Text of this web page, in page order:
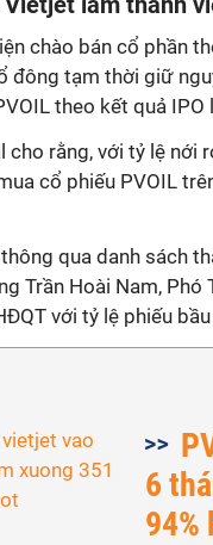
chào bán cổ phần
đông tạm thời giữ
theo kết quả IPO
cho rằng, với tỷ lệ nới
cổ phiếu PVOIL
qua danh sách
Trần Hoài Nam,
với tỷ lệ phiếu bầu
6
94%